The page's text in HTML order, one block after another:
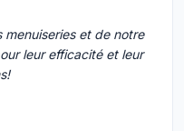
menuiseries et de notre
leur efficacité et leur